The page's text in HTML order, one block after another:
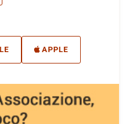
APPLE